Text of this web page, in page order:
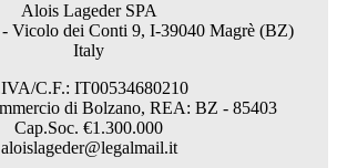
Alois Lageder SPA
Vicolo dei Conti 9, I-39040 Magrè (BZ)
Italy
C.F.: IT00534680210
di Bolzano, REA: BZ - 85403
Cap.Soc. €1.300.000
aloislageder@legalmail.it